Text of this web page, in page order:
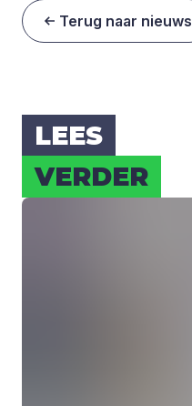
Terug naar nieuws
LEES
VER­DER